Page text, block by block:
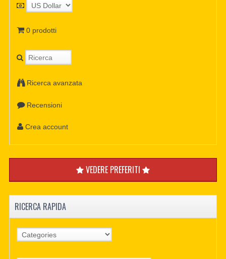
0 prodotti
Ricerca avanzata
Recensioni
Crea account
VEDERE PREFERITI
RICERCA RAPIDA